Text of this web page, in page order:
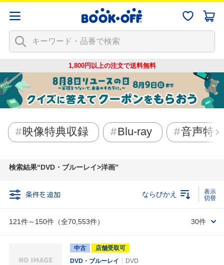
1,800円以上の注文で送料無料
映像特典収録 Blu-ray 音声特
検索結果 DVD・ブルーレイ>洋画
条件を追加
121件～150件（全70,553件）
ならびかえ
30件
中古
店舗受取可
DVD・ブルーレイ
DVD